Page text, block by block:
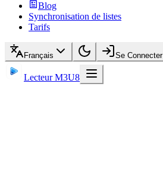
Blog
Synchronisation de listes
Tarifs
Français Se Connecter
Lecteur M3U8